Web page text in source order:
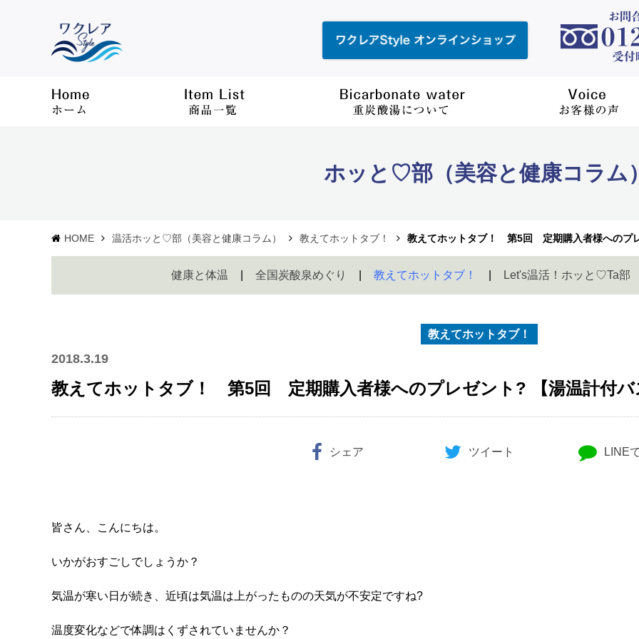
ホッと♡部（美容と健康コラム）
HOME 温活ホッと♡部（美容と健康コラム） 教えてホットタブ！ 教えてホットタブ！ 第5回 定期購入者様へのプ
健康と体温 全国炭酸泉めぐり 教えてホットタブ！ Let's温活！ホッと♡Ta部
教えてホットタブ！
2018.3.19
教えてホットタブ！ 第5回 定期購入者様へのプレゼント? 【湯温計付バ
シェア ツイート LINE
皆さん、こんにちは。
いかがおすごしでしょうか？
気温が寒い日が続き、近頃は気温は上がったものの天気が不安定ですね?
温度変化などで体調はくずされていませんか？